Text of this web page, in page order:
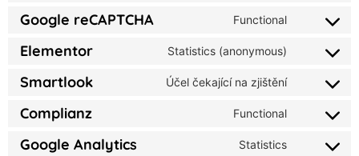
Google reCAPTCHA Functional
Elementor Statistics (anonymous)
Smartlook Účel čekající na zjištění
Complianz Functional
Google Analytics Statistics